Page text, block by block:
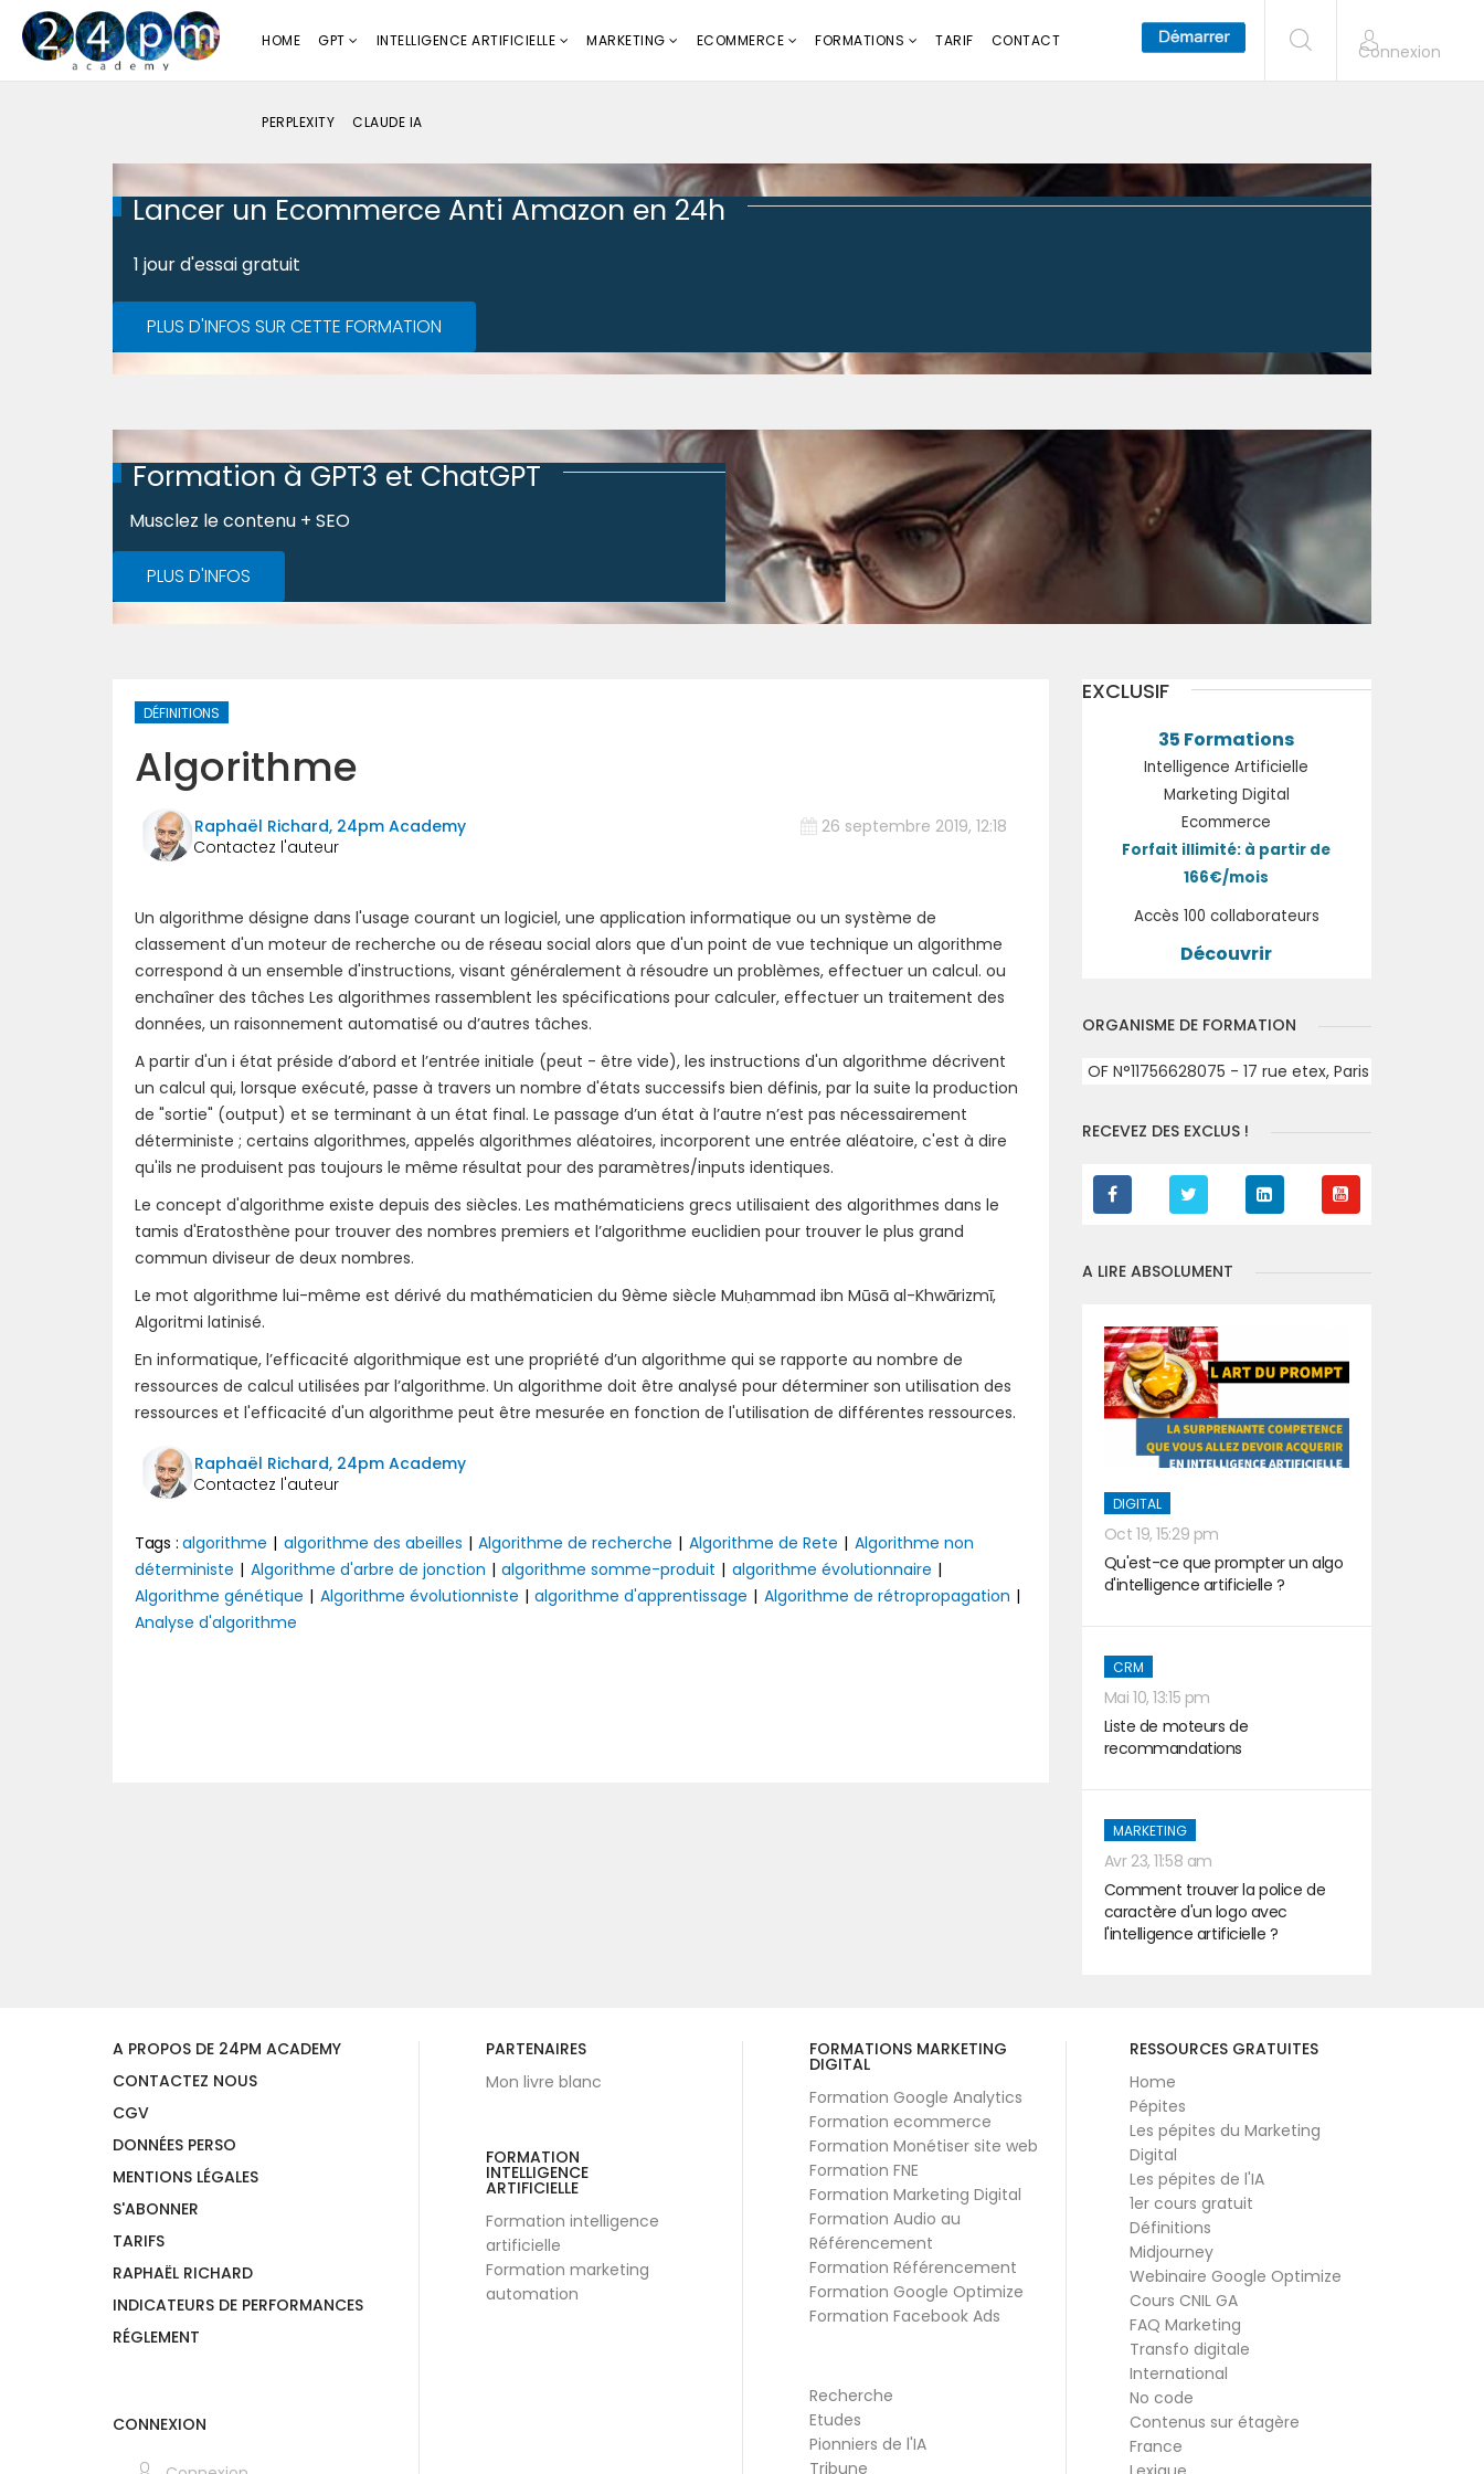
HOME GPT INTELLIGENCE ARTIFICIELLE MARKETING ECOMMERCE FORMATIONS TARIF CONTACT
PERPLEXITY CLAUDE IA
Connexion
Lancer un Ecommerce Anti Amazon en 24h
1 jour d'essai gratuit
PLUS D'INFOS SUR CETTE FORMATION
Formation à GPT3 et ChatGPT
Musclez le contenu + SEO
PLUS D'INFOS
DÉFINITIONS
Algorithme
Raphaël Richard, 24pm Academy 26 septembre 2019, 12:18
Un algorithme désigne dans l'usage courant un logiciel, une application informatique ou un système de
classement d'un moteur de recherche ou de réseau social alors que d'un point de vue technique un algorithme
correspond à un ensemble d'instructions, visant généralement à résoudre un problèmes, effectuer un calcul. ou
enchaîner des tâches Les algorithmes rassemblent les spécifications pour calculer, effectuer un traitement des
données, un raisonnement automatisé ou d’autres tâches.
A partir d'un i état préside d’abord et l’entrée initiale (peut - être vide), les instructions d'un algorithme décrivent
un calcul qui, lorsque exécuté, passe à travers un nombre d'états successifs bien définis, par la suite la production
de "sortie" (output) et se terminant à un état final. Le passage d’un état à l’autre n’est pas nécessairement
déterministe ; certains algorithmes, appelés algorithmes aléatoires, incorporent une entrée aléatoire, c'est à dire
qu'ils ne produisent pas toujours le même résultat pour des paramètres/inputs identiques.
Le concept d'algorithme existe depuis des siècles. Les mathématiciens grecs utilisaient des algorithmes dans le
tamis d'Eratosthène pour trouver des nombres premiers et l’algorithme euclidien pour trouver le plus grand
commun diviseur de deux nombres.
Le mot algorithme lui-même est dérivé du mathématicien du 9ème siècle Muḥammad ibn Mūsā al-Khwārizmī,
Algoritmi latinisé.
En informatique, l’efficacité algorithmique est une propriété d’un algorithme qui se rapporte au nombre de
ressources de calcul utilisées par l’algorithme. Un algorithme doit être analysé pour déterminer son utilisation des
ressources et l'efficacité d'un algorithme peut être mesurée en fonction de l'utilisation de différentes ressources.
Raphaël Richard, 24pm Academy
Tags : algorithme | algorithme des abeilles | Algorithme de recherche | Algorithme de Rete | Algorithme non
déterministe | Algorithme d'arbre de jonction | algorithme somme-produit | algorithme évolutionnaire |
Algorithme génétique | Algorithme évolutionniste | algorithme d'apprentissage | Algorithme de rétropropagation |
Analyse d'algorithme
EXCLUSIF
35 Formations
Intelligence Artificielle
Marketing Digital
Ecommerce
Forfait illimité: à partir de
166€/mois
Accès 100 collaborateurs
Découvrir
ORGANISME DE FORMATION
OF N°11756628075 - 17 rue etex, Paris
RECEVEZ DES EXCLUS !
A LIRE ABSOLUMENT
DIGITAL
Oct 19, 15:29 pm
Qu'est-ce que prompter un algo
d'intelligence artificielle ?
CRM
Mai 10, 13:15 pm
Liste de moteurs de
recommandations
MARKETING
Avr 23, 11:58 am
Comment trouver la police de
caractère d'un logo avec
l'intelligence artificielle ?
A PROPOS DE 24PM ACADEMY
CONTACTEZ NOUS
CGV
DONNÉES PERSO
MENTIONS LÉGALES
S'ABONNER
TARIFS
RAPHAËL RICHARD
INDICATEURS DE PERFORMANCES
RÉGLEMENT
CONNEXION
PARTENAIRES
Mon livre blanc
FORMATION
INTELLIGENCE
ARTIFICIELLE
Formation intelligence
artificielle
Formation marketing
automation
FORMATIONS MARKETING
DIGITAL
Formation Google Analytics
Formation ecommerce
Formation Monétiser site web
Formation FNE
Formation Marketing Digital
Formation Audio au
Référencement
Formation Référencement
Formation Google Optimize
Formation Facebook Ads
Recherche
Etudes
Pionniers de l'IA
Tribune
RESSOURCES GRATUITES
Home
Pépites
Les pépites du Marketing
Digital
Les pépites de l'IA
1er cours gratuit
Définitions
Midjourney
Webinaire Google Optimize
Cours CNIL GA
FAQ Marketing
Transfo digitale
International
No code
Contenus sur étagère
France